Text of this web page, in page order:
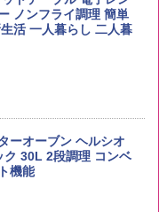
こまちブレンド 無洗
Distillery 2026 化粧箱
&低糖質 さらに塩分控
ノンフライ調理 簡単
活 一人暮らし 二人暮
ーオーブン ヘルシオ
30L 2段調理 コンベ
機能